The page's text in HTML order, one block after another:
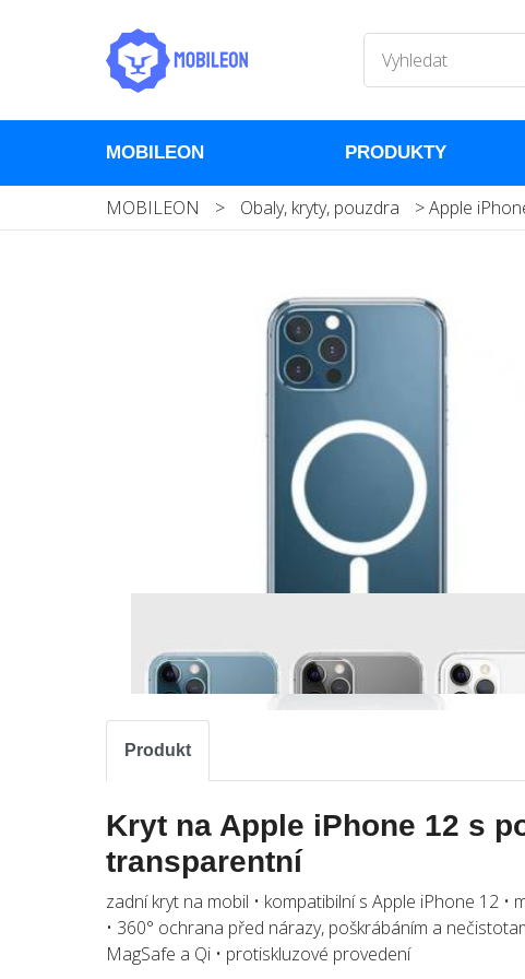
MOBILEON PRODUKTY
MOBILEON > Obaly, kryty, pouzdra >Apple
Produkt
Kryt na Apple iPhone 12 s
transparentní
zadní kryt na mobil • kompatibilní s Apple iPhone 12 •
• 360° ochrana před nárazy, poškrábáním a
MagSafe a Qi • protiskluzové provedení